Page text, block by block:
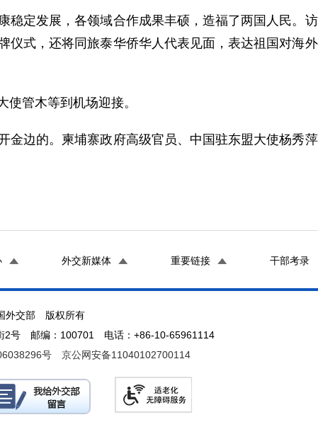
定发展，各领域合作成果丰硕，造福了两国人民。
式，还将同旅泰华侨华人代表见面，表达祖国对海
管木等到机场迎接。
边的。柬埔寨政府高级官员、中国驻东盟大使杨秀
外交新媒体 重要链接 干部考录
外交部 版权所有
2号 邮编：100701 电话：+86-10-65961114
号 京公网安备11040102700114